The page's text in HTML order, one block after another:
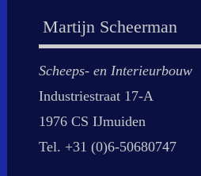
Martijn Scheerman
Scheeps- en Interieurbouw
Industriestraat 17-A
1976 CS IJmuiden
Tel. +31 (0)6-50680747